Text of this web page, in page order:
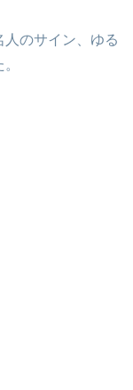
のサイン、ゆる